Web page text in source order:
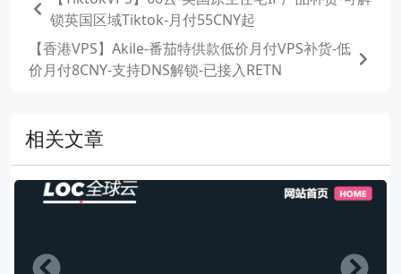
锁英国区域Tiktok-月付55CNY起
【香港VPS】Akile-番茄特供款低价月付VPS补货-低
价月付8CNY-支持DNS解锁-已接入RETN
相关文章
Left